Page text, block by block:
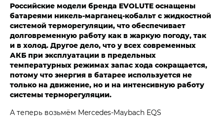
Российские модели бренда EVOLUTE оснащены
батареями никель-марганец-кобальт с жидкостной
системой терморегуляции, что обеспечивает
долговременную работу как в жаркую погоду, так
и в холод. Другое дело, что у всех современных
АКБ при эксплуатации в предельных
температурных режимах запас хода сокращается,
потому что энергия в батарее используется не
только на движение, но и на интенсивную работу
системы терморегуляции.
А теперь возьмём Mercedes-Maybach EQS